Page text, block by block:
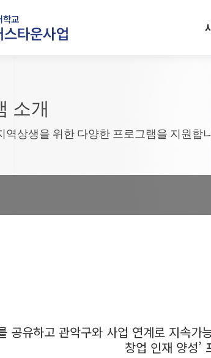
소개
역상생을 위한 다양한 프로그램을 지원합
공유하고 관악구와 사업 연계로 지속가
창업 인재 양성’